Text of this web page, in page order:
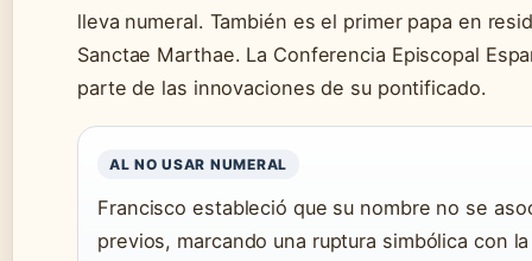
lleva numeral. También es el primer papa en
Sanctae Marthae. La Conferencia Episcopal
parte de las innovaciones de su pontificado.
AL NO USAR NUMERAL
Francisco estableció que su nombre no se
previos, marcando una ruptura simbólica con